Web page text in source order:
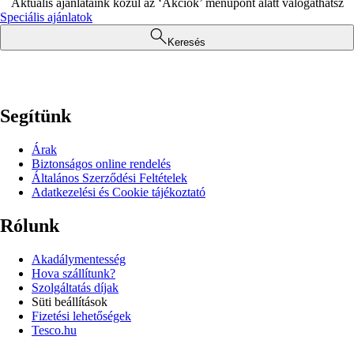
Aktuális ajánlataink közül az ‘Akciók’ menüpont alatt válogathatsz
Speciális ajánlatok
Keresés
Segítünk
Árak
Biztonságos online rendelés
Általános Szerződési Feltételek
Adatkezelési és Cookie tájékoztató
Rólunk
Akadálymentesség
Hova szállítunk?
Szolgáltatás díjak
Süti beállítások
Fizetési lehetőségek
Tesco.hu